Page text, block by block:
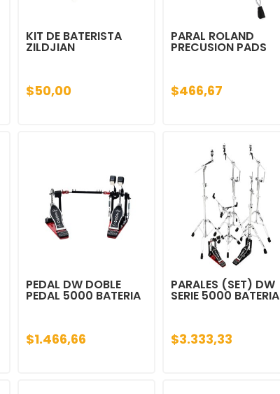
KIT DE BATERISTA
ZILDJIAN
$50,00
PARAL ROLAND
PRECUSION PADS
$466,67
PEDAL DW DOBLE
PEDAL 5000 BATERIA
$1.466,66
PARALES (SET) DW
SERIE 5000 BATERIA
$3.333,33